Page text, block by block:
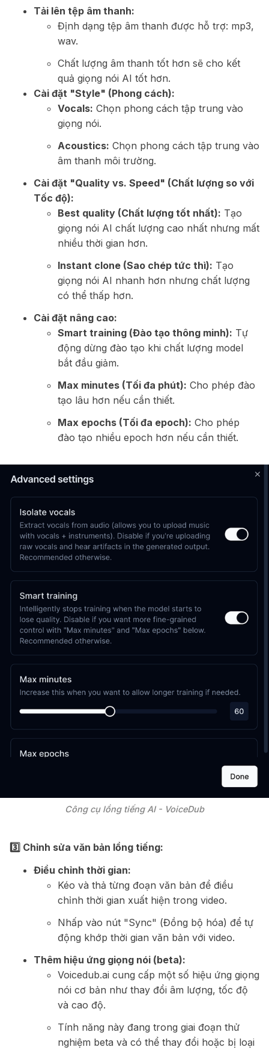
Tải lên tệp âm thanh:
Định dạng tệp âm thanh được hỗ trợ: mp3,
wav.
Chất lượng âm thanh tốt hơn sẽ cho kết
quả giọng nói AI tốt hơn.
Cài đặt "Style" (Phong cách):
Vocals: Chọn phong cách tập trung vào
giọng nói.
Acoustics: Chọn phong cách tập trung vào
âm thanh môi trường.
Cài đặt "Quality vs. Speed" (Chất lượng so với
Tốc độ):
Best quality (Chất lượng tốt nhất): Tạo
giọng nói AI chất lượng cao nhất nhưng mất
nhiều thời gian hơn.
Instant clone (Sao chép tức thì): Tạo
giọng nói AI nhanh hơn nhưng chất lượng
có thể thấp hơn.
Cài đặt nâng cao:
Smart training (Đào tạo thông minh): Tự
động dừng đào tạo khi chất lượng model
bắt đầu giảm.
Max minutes (Tối đa phút): Cho phép đào
tạo lâu hơn nếu cần thiết.
Max epochs (Tối đa epoch): Cho phép
đào tạo nhiều epoch hơn nếu cần thiết.
Công cụ lồng tiếng AI - VoiceDub
3️⃣ Chỉnh sửa văn bản lồng tiếng:
Điều chỉnh thời gian:
Kéo và thả từng đoạn văn bản để điều
chỉnh thời gian xuất hiện trong video.
Nhấp vào nút "Sync" (Đồng bộ hóa) để tự
động khớp thời gian văn bản với video.
Thêm hiệu ứng giọng nói (beta):
Voicedub.ai cung cấp một số hiệu ứng giọng
nói cơ bản như thay đổi âm lượng, tốc độ
và cao độ.
Tính năng này đang trong giai đoạn thử
nghiệm beta và có thể thay đổi hoặc bị loại